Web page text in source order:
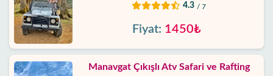
4.3 / 7
Fiyat: 1450₺
Manavgat Çıkışlı Atv Safari ve Rafting